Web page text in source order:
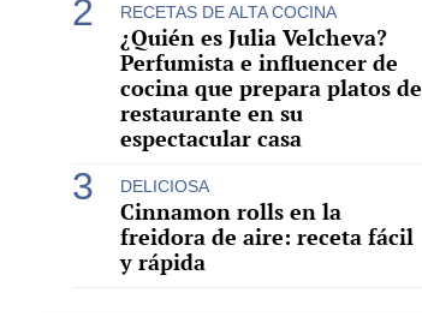
RECETAS DE ALTA COCINA
¿Quién es Julia Velcheva?
Perfumista e influencer de
cocina que prepara platos de
restaurante en su
espectacular casa
DELICIOSA
Cinnamon rolls en la
freidora de aire: receta fácil
y rápida